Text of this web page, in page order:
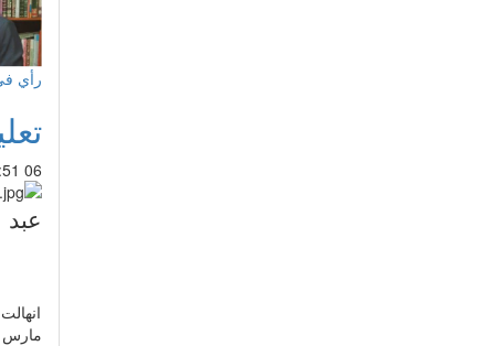
رأي
06 Mar 2019 : 18:51
مارس 2019 بالعديد من المدن (وجدة؛ فاس؛الراشيدية؛ الدارالبيضاء؛ بني ملال؛